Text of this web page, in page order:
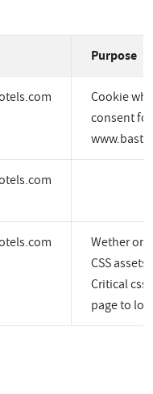
Purpose
Cookie
consent for
Wether or
CSS assets
Critical css
page to